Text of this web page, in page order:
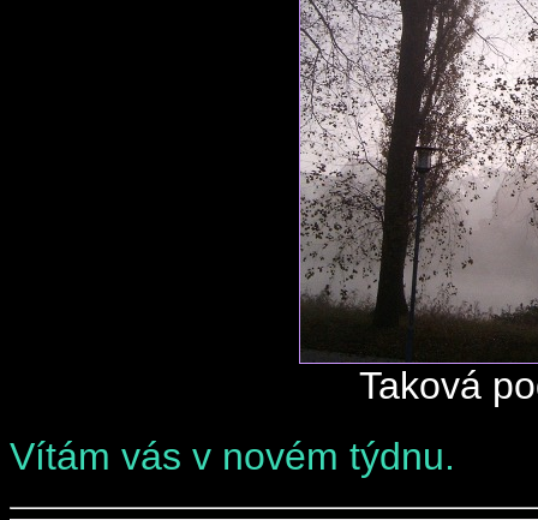
Taková
Vítám vás v novém týdnu.